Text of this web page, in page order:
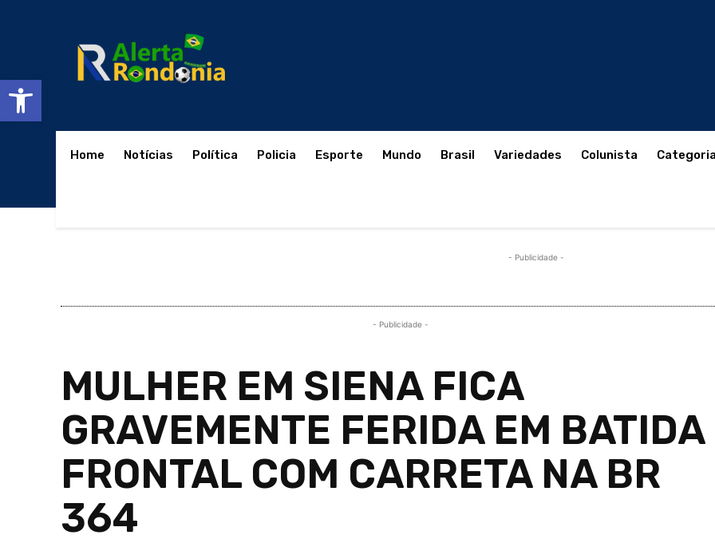
Abrir a barra de ferramentas
Home Notícias Política Policia Esporte Mundo Brasil Variedades Colunista
- Publicidade -
- Publicidade -
MULHER EM SIENA FICA
GRAVEMENTE FERIDA EM BATIDA
FRONTAL COM CARRETA NA BR
364